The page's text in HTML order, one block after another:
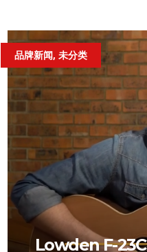
品牌新闻, 未分类
Lowden F-